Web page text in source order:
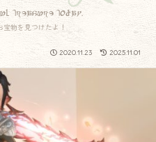
treasure today.
物を見つけたよ！
2020.11.23 2025.11.01